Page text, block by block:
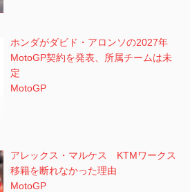
ホンダがダビド・アロンソの2027年
MotoGP契約を発表、所属チームは未
定
MotoGP
アレックス・マルケス KTMワークス
移籍を断れなかった理由
MotoGP